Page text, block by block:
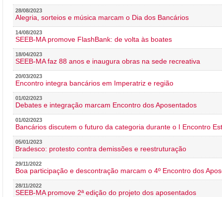
28/08/2023
Alegria, sorteios e música marcam o Dia dos Bancários
14/08/2023
SEEB-MA promove FlashBank: de volta às boates
18/04/2023
SEEB-MA faz 88 anos e inaugura obras na sede recreativa
20/03/2023
Encontro integra bancários em Imperatriz e região
01/02/2023
Debates e integração marcam Encontro dos Aposentados
01/02/2023
Bancários discutem o futuro da categoria durante o I Encontro
05/01/2023
Bradesco: protesto contra demissões e reestruturação
29/11/2022
Boa participação e descontração marcam o 4º Encontro dos
28/11/2022
SEEB-MA promove 2ª edição do projeto dos aposentados